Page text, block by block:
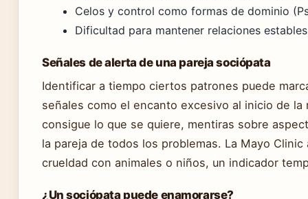
Celos y control como formas de dominio
Dificultad para mantener relaciones
Señales de alerta de una pareja sociópata
Identificar a tiempo ciertos patrones puede
señales como el encanto excesivo al inicio de
consigue lo que se quiere, mentiras sobre
la pareja de todos los problemas. La Mayo
crueldad con animales o niños, un indicador
¿Un sociópata puede enamorarse?